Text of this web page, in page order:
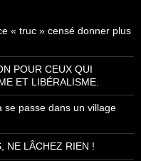
« truc » censé donner plus
POUR CEUX QUI
ET LIBÉRALISME.
passe dans un village
NE LÂCHEZ RIEN !